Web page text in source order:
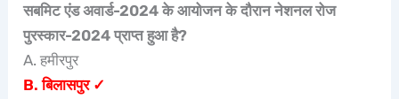
सबमिट एंड अवार्ड-2024 के आयोजन के दौरान नेशनल रोज
पुरस्कार-2024 प्राप्त हुआ है?
A. हमीरपुर
B. बिलासपुर ✓